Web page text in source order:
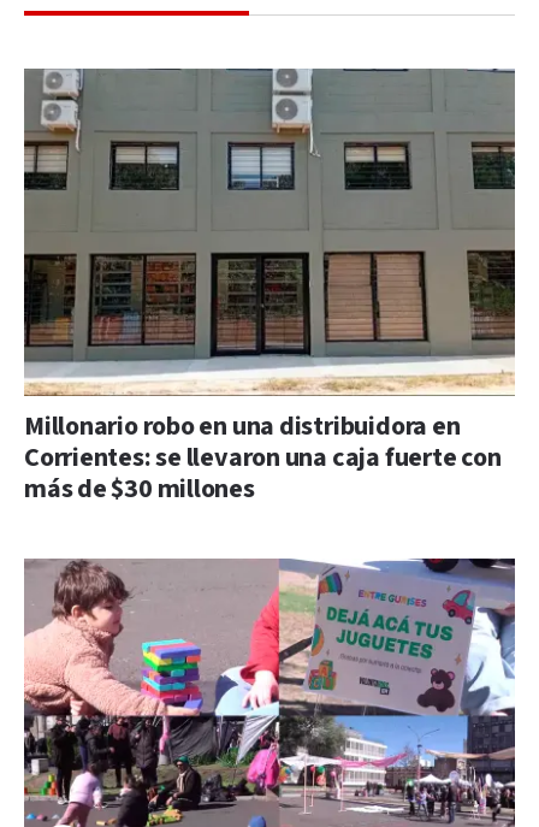
Millonario robo en una distribuidora en
Corrientes: se llevaron una caja fuerte con
más de $30 millones